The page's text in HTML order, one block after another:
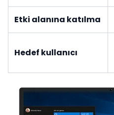
Etki alanına katılma
Hedef kullanıcı